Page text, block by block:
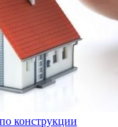
конструкции